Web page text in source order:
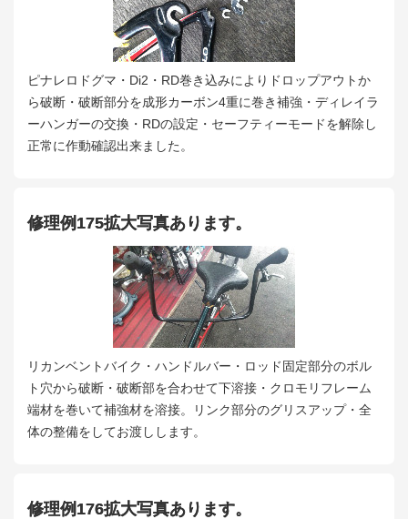
ピナレロドグマ・Di2・RD巻き込みによりドロップアウトか
ら破断・破断部分を成形カーボン4重に巻き補強・ディレイラ
ーハンガーの交換・RDの設定・セーフティーモードを解除し
正常に作動確認出来ました。
修理例175拡大写真あります。
リカンベントバイク・ハンドルバー・ロッド固定部分のボル
ト穴から破断・破断部を合わせて下溶接・クロモリフレーム
端材を巻いて補強材を溶接。リンク部分のグリスアップ・全
体の整備をしてお渡しします。
修理例176拡大写真あります。